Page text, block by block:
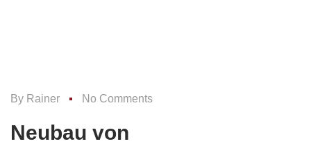
By Rainer No Comments
Neubau von